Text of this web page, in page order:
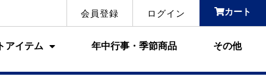
会員登録 ログイン カート
アイテム 年中行事・季節商品 その他